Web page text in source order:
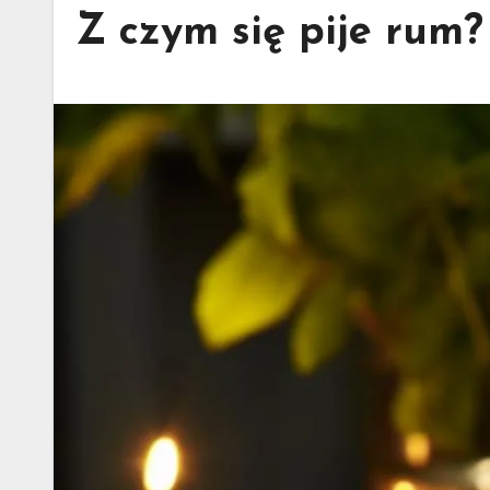
Z czym się pije rum?